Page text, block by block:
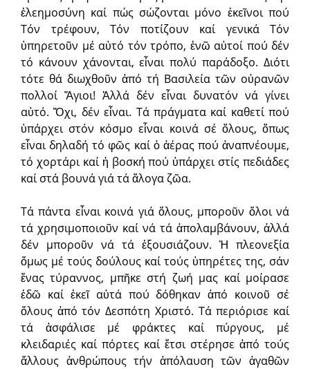
ἐλεημοσύνη καί πώς σώζονται μόνο ἐκεῖνοι πού
Τόν τρέφουν, Τόν ποτίζουν καί γενικά Τόν
ὑπηρετοῦν μέ αὐτό τόν τρόπο, ἐνῶ αὐτοί πού δέν
τό κάνουν χάνονται, εἶναι πολύ παράδοξο. Διότι
τότε θά διωχθοῦν ἀπό τή Βασιλεία τῶν οὐρανῶν
πολλοί Ἅγιοι! Ἀλλά δέν εἶναι δυνατόν νά γίνει
αὐτό. Ὄχι, δέν εἶναι. Τά πράγματα καί καθετί πού
ὑπάρχει στόν κόσμο εἶναι κοινά σέ ὅλους, ὅπως
εἶναι δηλαδή τό φῶς καί ὁ ἀέρας πού ἀναπνέουμε,
τό χορτάρι καί ἡ βοσκή πού ὑπάρχει στίς πεδιάδες
καί στά βουνά γιά τά ἄλογα ζῶα.
Τά πάντα εἶναι κοινά γιά ὅλους, μποροῦν ὅλοι νά
τά χρησιμοποιοῦν καί νά τά ἀπολαμβάνουν, ἀλλά
δέν μποροῦν νά τά ἐξουσιάζουν. Ἡ πλεονεξία
ὅμως μέ τούς δούλους καί τούς ὑπηρέτες της, σάν
ἕνας τύραννος, μπῆκε στή ζωή μας καί μοίρασε
ἐδῶ καί ἐκεῖ αὐτά πού δόθηκαν ἀπό κοινοῦ σέ
ὅλους ἀπό τόν Δεσπότη Χριστό. Τά περιόρισε καί
τά ἀσφάλισε μέ φράκτες καί πύργους, μέ
κλειδαριές καί πόρτες καί ἔτσι στέρησε ἀπό τούς
ἄλλους ἀνθρώπους τήν ἀπόλαυση τῶν ἀγαθῶν